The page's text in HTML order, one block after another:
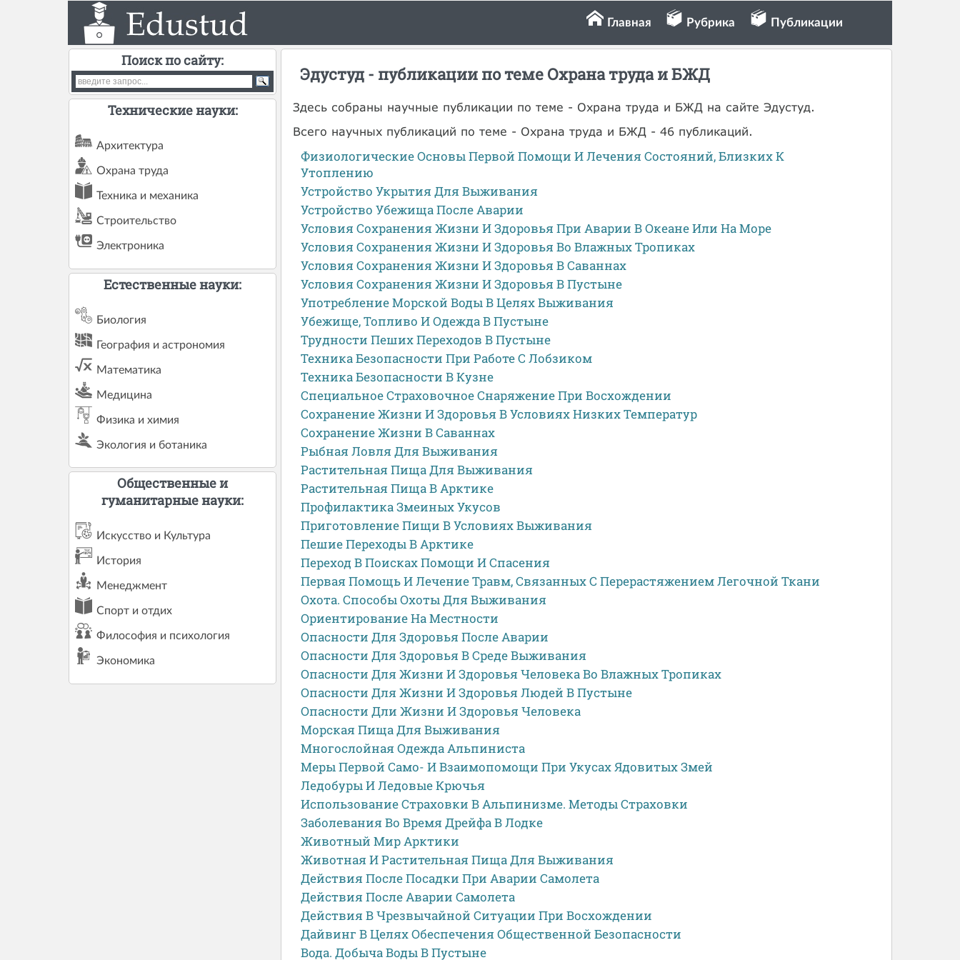
Главная Рубрика Публикации
Эдустуд - публикации по теме Охрана труда и БЖД
Здесь собраны научные публикации по теме - Охрана труда и БЖД на сайте Эдустуд.
Всего научных публикаций по теме - Охрана труда и БЖД - 46 публикаций.
Физиологические Основы Первой Помощи И Лечения Состояний, Близких К
Утоплению
Устройство Укрытия Для Выживания
Устройство Убежища После Аварии
Условия Сохранения Жизни И Здоровья При Аварии В Океане Или На Море
Условия Сохранения Жизни И Здоровья Во Влажных Тропиках
Условия Сохранения Жизни И Здоровья В Саваннах
Условия Сохранения Жизни И Здоровья В Пустыне
Употребление Морской Воды В Целях Выживания
Убежище, Топливо И Одежда В Пустыне
Трудности Пеших Переходов В Пустыне
Техника Безопасности При Работе С Лобзиком
Техника Безопасности В Кузне
Специальное Страховочное Снаряжение При Восхождении
Сохранение Жизни И Здоровья В Условиях Низких Температур
Сохранение Жизни В Саваннах
Рыбная Ловля Для Выживания
Растительная Пища Для Выживания
Растительная Пища В Арктике
Профилактика Змеиных Укусов
Приготовление Пищи В Условиях Выживания
Пешие Переходы В Арктике
Переход В Поисках Помощи И Спасения
Первая Помощь И Лечение Травм, Связанных С Перерастяжением Легочной Ткани
Охота. Способы Охоты Для Выживания
Ориентирование На Местности
Опасности Для Здоровья После Аварии
Опасности Для Здоровья В Среде Выживания
Опасности Для Жизни И Здоровья Человека Во Влажных Тропиках
Опасности Для Жизни И Здоровья Людей В Пустыне
Опасности Дли Жизни И Здоровья Человека
Морская Пища Для Выживания
Многослойная Одежда Альпиниста
Меры Первой Само- И Взаимопомощи При Укусах Ядовитых Змей
Ледобуры И Ледовые Крючья
Использование Страховки В Альпинизме. Методы Страховки
Заболевания Во Время Дрейфа В Лодке
Животный Мир Арктики
Животная И Растительная Пища Для Выживания
Действия После Посадки При Аварии Самолета
Действия После Аварии Самолета
Действия В Чрезвычайной Ситуации При Восхождении
Дайвинг В Целях Обеспечения Общественной Безопасности
Вода. Добыча Воды В Пустыне
Поиск по сайту:
Технические науки:
Архитектура
Охрана труда
Техника и механика
Строительство
Электроника
Естественные науки:
Биология
География и астрономия
Математика
Медицина
Физика и химия
Экология и ботаника
Общественные и
гуманитарные науки:
Искусство и Культура
История
Менеджмент
Спорт и отдих
Философия и психология
Экономика